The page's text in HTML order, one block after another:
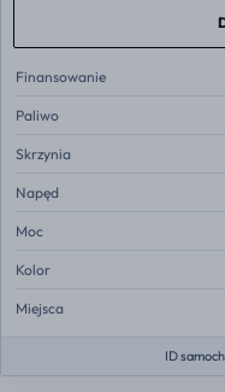
Finansowanie
Paliwo
Skrzynia
Napęd
Moc
Kolor
Miejsca
ID